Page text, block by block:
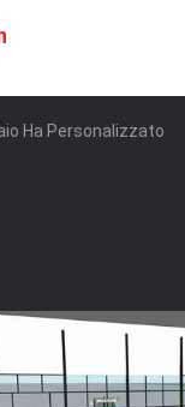
Ha Personalizzato